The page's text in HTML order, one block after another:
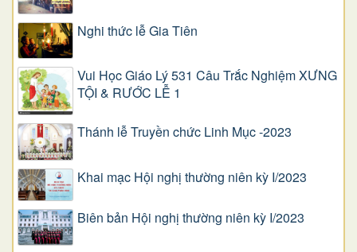
Nghi thức lễ Gia Tiên
Vui Học Giáo Lý 531 Câu Trắc Nghiệm XƯNG
TỘI & RƯỚC LỄ 1
Thánh lễ Truyền chức Linh Mục -2023
Khai mạc Hội nghị thường niên kỳ I/2023
Biên bản Hội nghị thường niên kỳ I/2023